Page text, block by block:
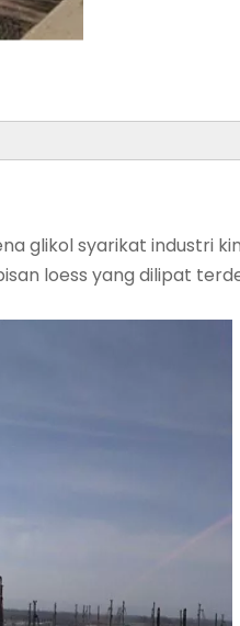
glikol syarikat industri
loess yang dilipat